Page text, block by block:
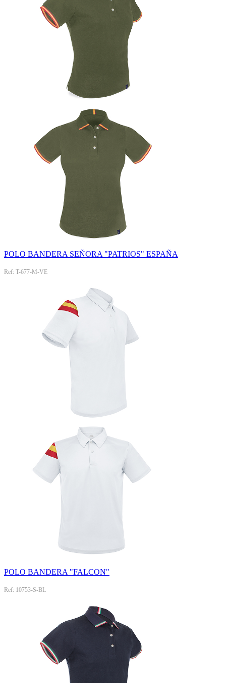
POLO BANDERA SEÑORA "PATRIOS" ESPAÑA
Ref: T-677-M-VE
POLO BANDERA "FALCON"
Ref: 10753-S-BL